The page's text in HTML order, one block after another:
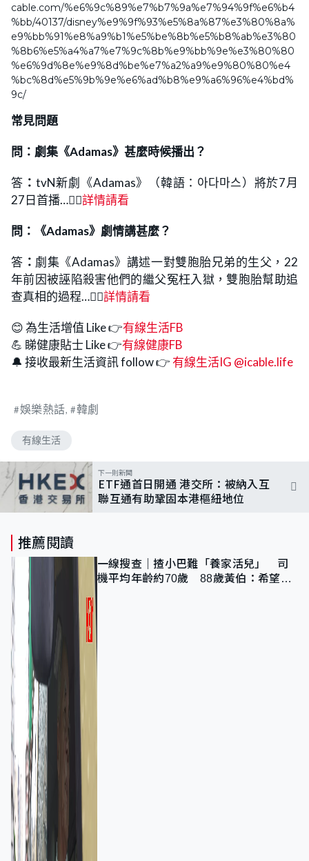
cable.com/%e6%9c%89%e7%b7%9a%e7%94%9f%e6%b4
%bb/40137/disney%e9%9f%93%e5%8a%87%e3%80%8a%
e9%bb%91%e8%a9%b1%e5%be%8b%e5%b8%ab%e3%80
%8b6%e5%a4%a7%e7%9c%8b%e9%bb%9e%e3%80%80
%e6%9d%8e%e9%8d%be%e7%a2%a9%e9%80%80%e4
%bc%8d%e5%9b%9e%e6%ad%b8%e9%a6%96%e4%bd%
9c/
常見問題
問：劇集《Adamas》甚麼時候播出？
答 ： tvN新劇《Adamas》（韓語：아다마스）將於7月
27日首播…👉🏻詳情請看
問： 《Adamas》劇情講甚麼？
答 ： 劇集《Adamas》講述一對雙胞胎兄弟的生父，22
年前因被誣陷殺害他們的繼父冤枉入獄，雙胞胎幫助追
查真相的過程…👉🏻詳情請看
😊 為生活增值 Like 👉有線生活FB
💪 睇健康貼士 Like 👉有線健康FB
🔔 接收最新生活資訊 follow 👉 有線生活IG @icable.life
娛樂熱話 韓劇
有線生活
下一則新聞
ETF通首日開通 港交所：被納入互
聯互通有助鞏固本港樞紐地位
推薦閱讀
一線搜查｜揸小巴難「養家活兒」 司
機平均年齡約70歲 88歲黃伯：希望一